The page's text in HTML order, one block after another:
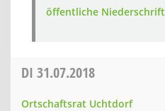
öffentliche Niederschrift
DI 31.07.2018
Ortschaftsrat Uchtdorf